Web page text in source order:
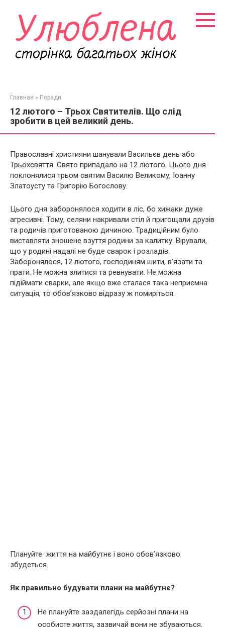
контенту
Главная » Поради
12 лютого – Трьох Святителів. Що слід
зробити в цей великий день.
Православні християни шанували Васильєв день або
Трьохсвяття. Свято припадало на 12 лютого. Цього дня
поклонялися трьом святим Василю Великому, Іоанну
Златоусту та Григорію Богослову.
Цього дня заборонялося ходити в ліс, бо хижаки дуже
агресивні. Тому, селяни накривали стіл й пригощали друзів
та родичів приготованою дичиною. Традиційним було
виставляти зношене взуття родини за калитку. Вірували,
що у родині надалі не буде сварок і розладів.
Заборонялося, 12 лютого, господиням шити, в’язати та
прати. Не можна злитися та ревнувати. Не можна
підіймати сварки, але якщо вже сталася така неприємна
ситуація, то обов’язково відразу ж помиріться.
Плануйте життя на майбутнє і воно обов’язково
збудеться.
Як правильно будувати плани на майбутнє?
Не плануйте заздалегідь серйозні плани на
особисте життя, зазвичай вони не збуваються.